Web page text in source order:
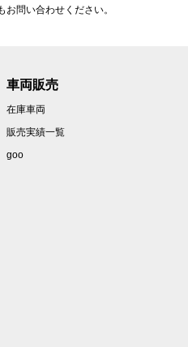
お問い合わせください。
車両販売
在庫車両
販売実績一覧
goo